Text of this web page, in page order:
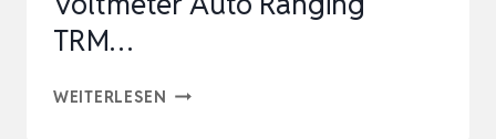
TRM…
WEITERLESEN ANENG